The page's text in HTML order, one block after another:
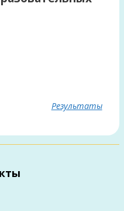
Результаты